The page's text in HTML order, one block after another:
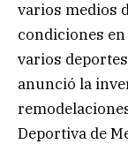
varios medios
condiciones
varios
anunció la
Deportiva de